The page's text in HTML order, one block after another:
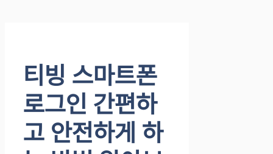
티빙 스마트폰
로그인 간편하
고 안전하게 하